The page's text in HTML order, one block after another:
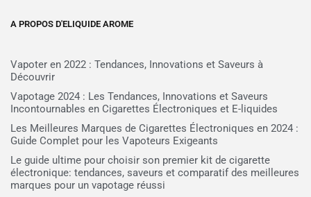
A PROPOS D'ELIQUIDE AROME
Vapoter en 2022 : Tendances, Innovations et Saveurs à
Découvrir
Vapotage 2024 : Les Tendances, Innovations et Saveurs
Incontournables en Cigarettes Électroniques et E-liquides
Les Meilleures Marques de Cigarettes Électroniques en 2024 :
Guide Complet pour les Vapoteurs Exigeants
Le guide ultime pour choisir son premier kit de cigarette
électronique: tendances, saveurs et comparatif des meilleures
marques pour un vapotage réussi